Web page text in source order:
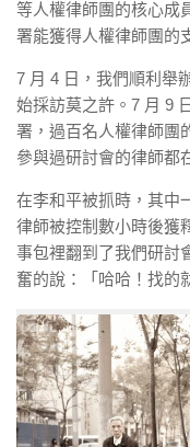
等人權律師團的核心成
署能獲得人權律師團的
7 月 4 日，我們順利舉
始採訪莫之許。7 月 9
署，過百名人權律師團
參與過研討會的律師都
在李和平被抓時，其中
律師被控制數小時後獲
事包裡翻到了我們研討
奮的說：「哈哈！找的